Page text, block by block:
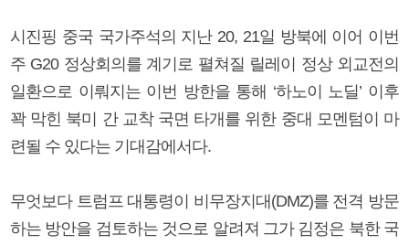
시진핑 중국 국가주석의 지난 20, 21일 방북에 이어 이번
주 G20 정상회의를 계기로 펼쳐질 릴레이 정상 외교전의
일환으로 이뤄지는 이번 방한을 통해 ‘하노이 노딜’ 이후
꽉 막힌 북미 간 교착 국면 타개를 위한 중대 모멘텀이 마
련될 수 있다는 기대감에서다.
무엇보다 트럼프 대통령이 비무장지대(DMZ)를 전격 방문
하는 방안을 검토하는 것으로 알려져 그가 김정은 북한 국